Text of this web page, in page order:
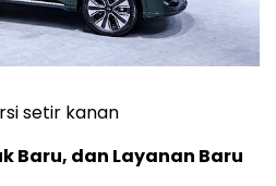
setir kanan
Baru, dan Layanan Baru